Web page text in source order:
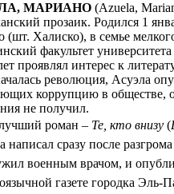
МАРИАНО (Azuela,
прозаик. Родился 1
(шт. Халиско), в семье
факультет
проявлял интерес к
революция, Асуэла
коррупцию в обществе,
не получил.
роман – Те, кто внизу (
написал сразу после
военным врачом, и
газете городка